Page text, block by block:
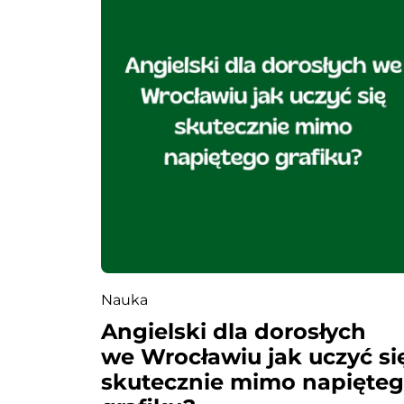
i
s
u
Nauka
Angielski dla dorosłych
we Wrocławiu jak uczyć
skutecznie mimo